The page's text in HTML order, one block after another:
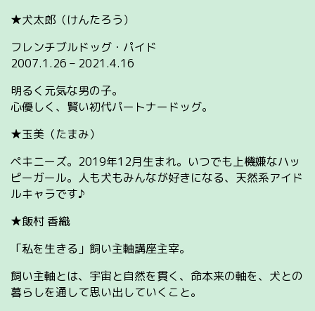
★犬太郎（けんたろう）
フレンチブルドッグ・パイド
2007.1.26 – 2021.4.16
明るく元気な男の子。
心優しく、賢い初代パートナードッグ。
★玉美（たまみ）
ペキニーズ。2019年12月生まれ。いつでも上機嫌なハッ
ピーガール。人も犬もみんなが好きになる、天然系アイド
ルキャラです♪
★飯村 香織
「私を生きる」飼い主軸講座主宰。
飼い主軸とは、宇宙と自然を貫く、命本来の軸を、犬との
暮らしを通して思い出していくこと。